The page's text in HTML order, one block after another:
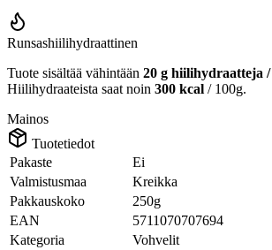
Runsashiilihydraattinen
Tuote sisältää vähintään 20 g hiilihydraatteja /
Hiilihydraateista saat noin 300 kcal / 100g.
Mainos
Tuotetiedot
Pakaste
Ei
Valmistusmaa
Kreikka
Pakkauskoko
250g
EAN
5711070707694
Kategoria
Vohvelit